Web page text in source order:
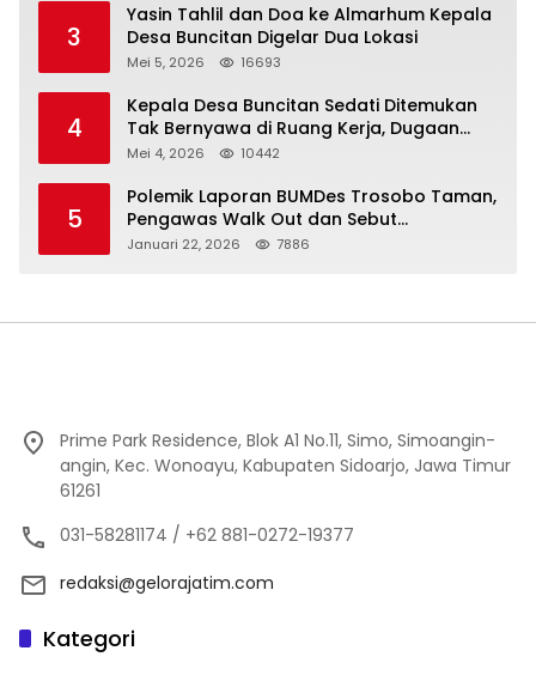
3
Yasin Tahlil dan Doa ke Almarhum Kepala
Desa Buncitan Digelar Dua Lokasi
Mei 5, 2026 16693
4
Kepala Desa Buncitan Sedati Ditemukan
Tak Bernyawa di Ruang Kerja, Dugaan
Bunuh Diri Menguat
Mei 4, 2026 10442
5
Polemik Laporan BUMDes Trosobo Taman,
Pengawas Walk Out dan Sebut
Kejanggalan
Januari 22, 2026 7886
Prime Park Residence, Blok A1 No.11, Simo, Simoangin-
angin, Kec. Wonoayu, Kabupaten Sidoarjo, Jawa Timur
61261
031-58281174 / +62 881-0272-19377
redaksi@gelorajatim.com
Kategori